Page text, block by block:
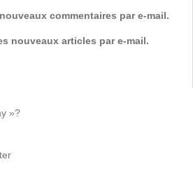
commentaires par e-mail.
nouveaux articles par e-mail.
»?